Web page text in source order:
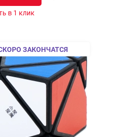
в 1 клик
ЗАКОНЧАТСЯ